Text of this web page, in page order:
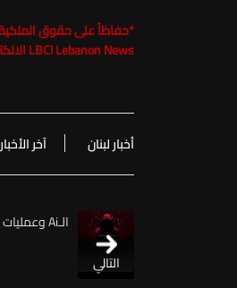
*
LBCI Lebanon News الالكتروني وارفاقه برابط الخبر Hyperlink تحت طائلة الملاحقة القانونية
أخبار لبنان آخر الأخبار
التالي
الـAi وعمليات الاحتيال...